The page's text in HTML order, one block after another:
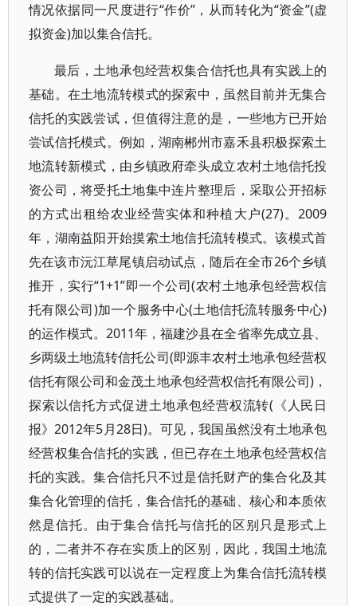
情况依据同一尺度进行“作价”，从而转化为“资金”(虚
拟资金)加以集合信托。
最后，土地承包经营权集合信托也具有实践上的
基础。在土地流转模式的探索中，虽然目前并无集合
信托的实践尝试，但值得注意的是，一些地方已开始
尝试信托模式。例如，湖南郴州市嘉禾县积极探索土
地流转新模式，由乡镇政府牵头成立农村土地信托投
资公司，将受托土地集中连片整理后，采取公开招标
的方式出租给农业经营实体和种植大户(27)。2009
年，湖南益阳开始摸索土地信托流转模式。该模式首
先在该市沅江草尾镇启动试点，随后在全市26个乡镇
推开，实行“1+1”即一个公司(农村土地承包经营权信
托有限公司)加一个服务中心(土地信托流转服务中心)
的运作模式。2011年，福建沙县在全省率先成立县、
乡两级土地流转信托公司(即源丰农村土地承包经营权
信托有限公司和金茂土地承包经营权信托有限公司)，
探索以信托方式促进土地承包经营权流转(《人民日
报》2012年5月28日)。可见，我国虽然没有土地承包
经营权集合信托的实践，但已存在土地承包经营权信
托的实践。集合信托只不过是信托财产的集合化及其
集合化管理的信托，集合信托的基础、核心和本质依
然是信托。由于集合信托与信托的区别只是形式上
的，二者并不存在实质上的区别，因此，我国土地流
转的信托实践可以说在一定程度上为集合信托流转模
式提供了一定的实践基础。